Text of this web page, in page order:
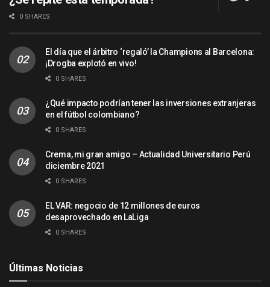
0 SHARES
El día que el árbitro ‘regaló’ la Champions al Barcelona:
¡Drogba explotó en vivo!
0 SHARES
¿Qué impacto podrían tener las inversiones extranjeras
en el fútbol colombiano?
0 SHARES
Crema, mi gran amigo – Actualidad Universitario Perú
diciembre 2021
0 SHARES
EL VAR: negocio de 12 millones de euros
desaprovechado en LaLiga
0 SHARES
Últimas Noticias
ACTUALIDAD